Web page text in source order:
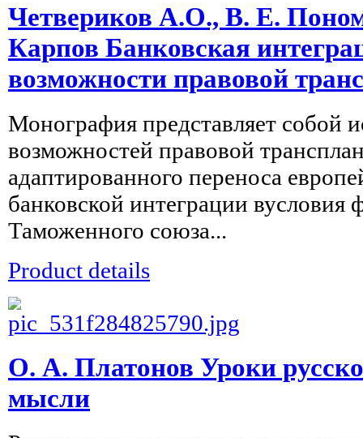
Четвериков А.О., В. Е.
Карпов Банковская
возможности правовой
Монография представляет собой
возможностей правовой
адаптированного переноса
банковской интеграции вусловия
Таможенного союза...
Product details
О. А. Платонов Уроки
мысли